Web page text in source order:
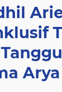
Arya